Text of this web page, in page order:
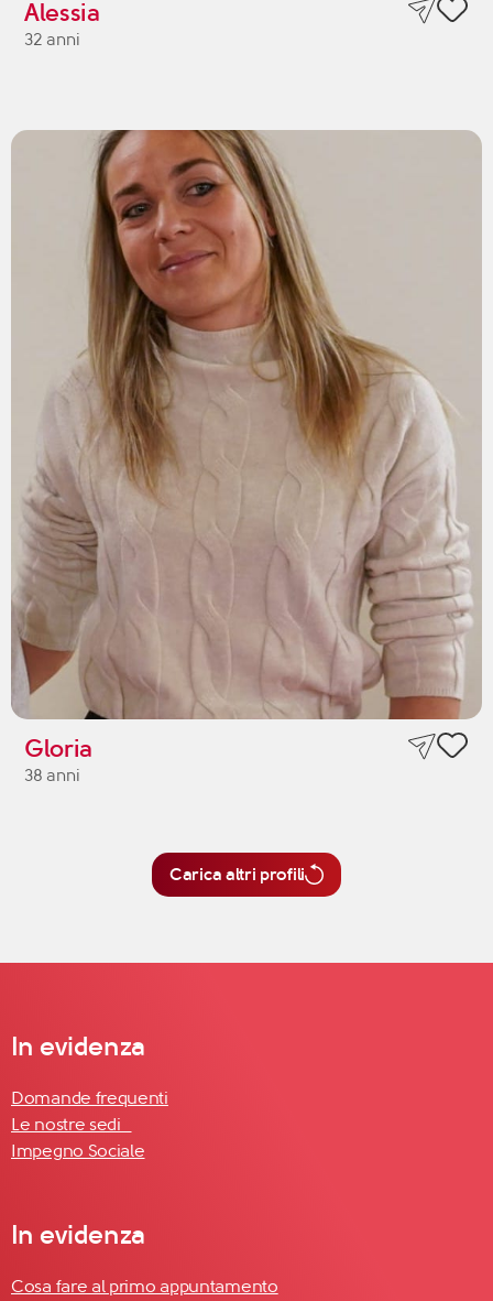
Alessia
32 anni
Gloria
38 anni
Carica altri profili
In evidenza
Domande frequenti
Le nostre sedi
Impegno Sociale
In evidenza
Cosa fare al primo appuntamento